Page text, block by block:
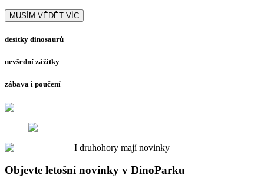
MUSÍM VĚDĚT VÍC
desítky dinosaurů
nevšední zážitky
zábava i poučení
I druhohory mají novinky
Objevte letošní novinky v DinoParku